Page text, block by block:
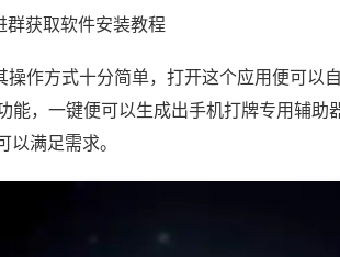
获取软件安装教程
操作方式十分简单，打开这个应用便可以
能，一键便可以生成出手机打牌专用辅助
满足需求。